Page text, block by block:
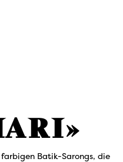
Batik-Sarongs, die